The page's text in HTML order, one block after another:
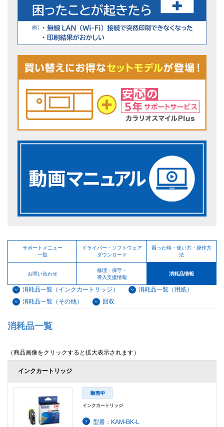
サポートメニュー
一覧
ドライバー・ソフトウェア
ダウンロード
困った時・使い方・操作方
法
お問い合わせ
修理・保守・
導入支援情報
消耗品情報
消耗品一覧（インクカートリッジ）
消耗品一覧（用紙）
消耗品一覧（その他）
回収
消耗品一覧
（商品画像をクリックすると拡大表示されます）
インクカートリッジ
インクカートリッジ
型番：KAM-BK-L